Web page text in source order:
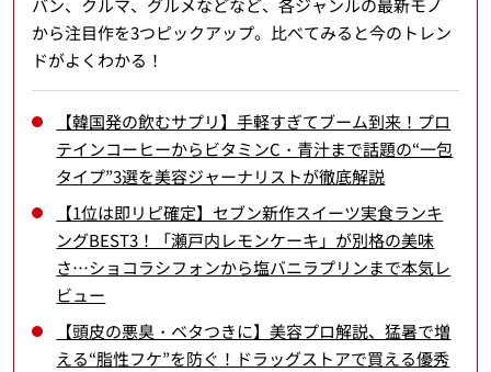
バン、クルマ、グルメなどなど、各ジャンルの最新モノ
から注目作を3つピックアップ。比べてみると今のトレン
ドがよくわかる！
【韓国発の飲むサプリ】手軽すぎてブーム到来！プロ
テインコーヒーからビタミンC・青汁まで話題の“一包
タイプ”3選を美容ジャーナリストが徹底解説
【1位は即リピ確定】セブン新作スイーツ実食ランキ
ングBEST3！「瀬戸内レモンケーキ」が別格の美味
さ…ショコラシフォンから塩バニラプリンまで本気レ
ビュー
【頭皮の悪臭・ベタつきに】美容プロ解説、猛暑で増
える“脂性フケ”を防ぐ！ドラッグストアで買える優秀